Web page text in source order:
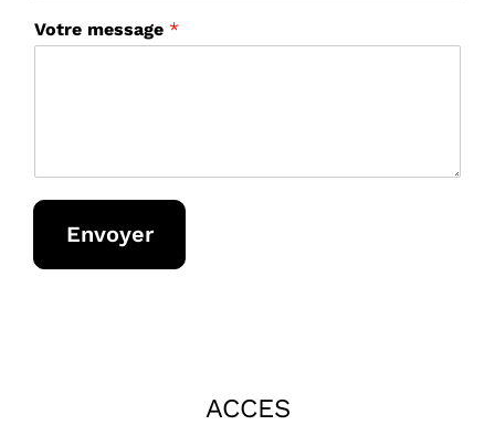
Votre message *
Envoyer
ACCES